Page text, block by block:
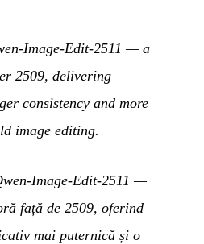
Image-Edit-2511 — a
2509, delivering
consistency and more
image editing.
Image-Edit-2511 —
față de 2509, oferind
mai puternică și o